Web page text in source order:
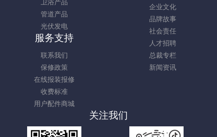
管道产品
光伏发电
企业文化
品牌故事
社会责任
人才招聘
总裁专栏
新闻资讯
服务支持
联系我们
保修政策
在线报装报修
收费标准
用户配件商城
关注我们